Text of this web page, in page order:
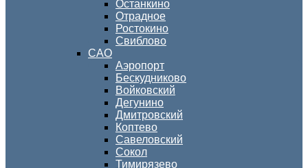
Останкино
Отрадное
Ростокино
Свиблово
САО
Аэропорт
Бескудниково
Войковский
Дегунино
Дмитровский
Коптево
Савеловский
Сокол
Тимирязево